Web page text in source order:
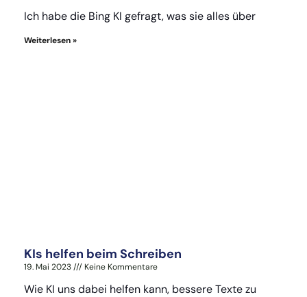
Ich habe die Bing KI gefragt, was sie alles über
Weiterlesen »
KIs helfen beim Schreiben
19. Mai 2023 Keine Kommentare
Wie KI uns dabei helfen kann, bessere Texte zu